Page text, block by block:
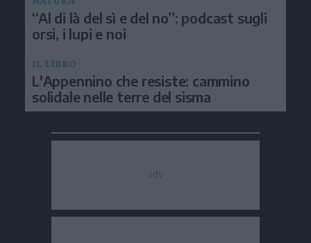
“Al di là del sì e del no”: podcast sugli
orsi, i lupi e noi
IL LIBRO
L'Appennino che resiste: cammino
solidale nelle terre del sisma